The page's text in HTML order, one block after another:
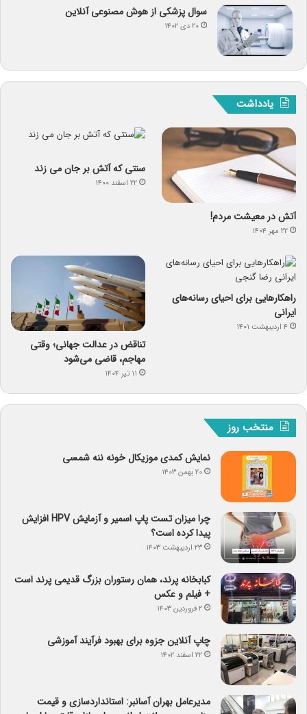
سوال پزشکی از هوش مصنوعی آنلاین
۲۰ دی ۱۴۰۲
یادداشت
آتش در معیشت مردم!
۲۲ مهر ۱۴۰۴
سنتی که آتش بر جان می زند
۲۲ اسفند ۱۴۰۰
راهکارهایی برای احیای رسانه‌های
ایرانی
۴ اردیبهشت ۱۴۰۱
تناقض در عدالت جهانی؛ وقتی
مهاجم، قاضی می‌شود
۱۱ تیر ۱۴۰۴
منتخب روز
نمایش کمدی موزیکال خونه ننه شمسی
۲۰ بهمن ۱۴۰۳
چرا میزان تست پاپ اسمیر و آزمایش HPV افزایش
پیدا کرده است؟
۲۳ اردیبهشت ۱۴۰۳
کبابخانه پرند، همان رستوران بزرگ قدیمی پرند است
+ فیلم و عکس
۲ فروردین ۱۴۰۳
چاپ آنلاین جزوه برای بهبود فرآیند آموزشی
۲۲ اسفند ۱۴۰۲
مدیرعامل بهران آسانبر: استانداردسازی و قیمت